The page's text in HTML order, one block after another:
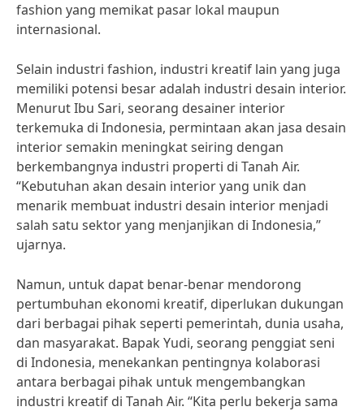
fashion yang memikat pasar lokal maupun
internasional.
Selain industri fashion, industri kreatif lain yang juga
memiliki potensi besar adalah industri desain interior.
Menurut Ibu Sari, seorang desainer interior
terkemuka di Indonesia, permintaan akan jasa desain
interior semakin meningkat seiring dengan
berkembangnya industri properti di Tanah Air.
“Kebutuhan akan desain interior yang unik dan
menarik membuat industri desain interior menjadi
salah satu sektor yang menjanjikan di Indonesia,”
ujarnya.
Namun, untuk dapat benar-benar mendorong
pertumbuhan ekonomi kreatif, diperlukan dukungan
dari berbagai pihak seperti pemerintah, dunia usaha,
dan masyarakat. Bapak Yudi, seorang penggiat seni
di Indonesia, menekankan pentingnya kolaborasi
antara berbagai pihak untuk mengembangkan
industri kreatif di Tanah Air. “Kita perlu bekerja sama